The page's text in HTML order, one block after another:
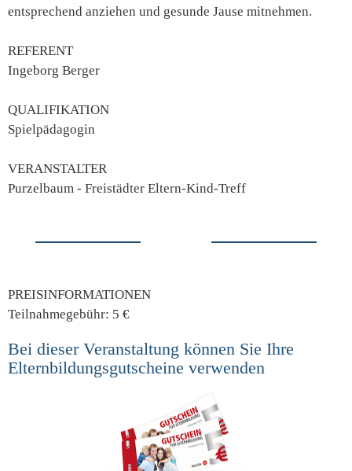
entsprechend anziehen und gesunde Jause mitnehmen.
REFERENT
Ingeborg Berger
QUALIFIKATION
Spielpädagogin
VERANSTALTER
Purzelbaum - Freistädter Eltern-Kind-Treff
PREISINFORMATIONEN
Teilnahmegebühr: 5 €
Bei dieser Veranstaltung können Sie Ihre
Elternbildungsgutscheine verwenden